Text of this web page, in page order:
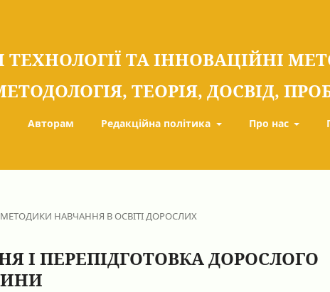
ТЕХНОЛОГІЇ ТА ІННОВАЦІЙНІ
ТЕОРІЯ, ДОСВІД,
Авторам Редакційна політика Про нас
МЕТОДИКИ НАВЧАННЯ В ОСВІТІ ДОРОСЛИХ
І ПЕРЕПІДГОТОВКА ДОРОСЛОГО